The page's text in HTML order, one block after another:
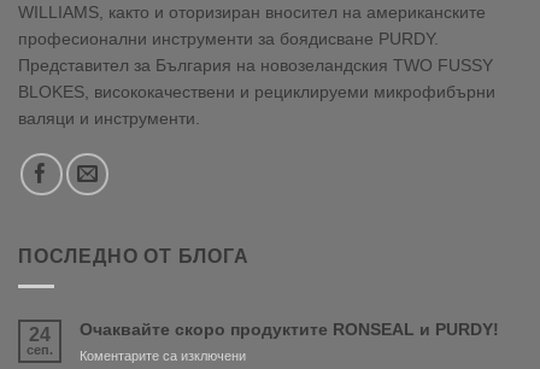
WILLIAMS, както и оторизиран вносител на американските
професионални инструменти за боядисване PURDY.
Представител за България на новозеландския TWO FUSSY
BLOKES, висококачествени и рециклируеми микрофибърни
валяци и инструменти.
ПОСЛЕДНО ОТ БЛОГА
24
сеп.
Очаквайте скоро продуктите RONSEAL и PURDY!
Коментарите са изключениза